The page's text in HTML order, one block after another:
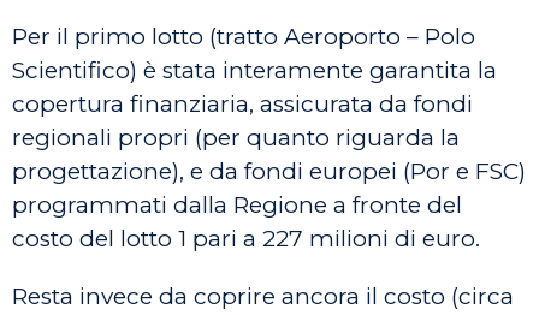
Per il primo lotto (tratto Aeroporto – Polo
Scientifico) è stata interamente garantita la
copertura finanziaria, assicurata da fondi
regionali propri (per quanto riguarda la
progettazione), e da fondi europei (Por e FSC)
programmati dalla Regione a fronte del
costo del lotto 1 pari a 227 milioni di euro.
Resta invece da coprire ancora il costo (circa